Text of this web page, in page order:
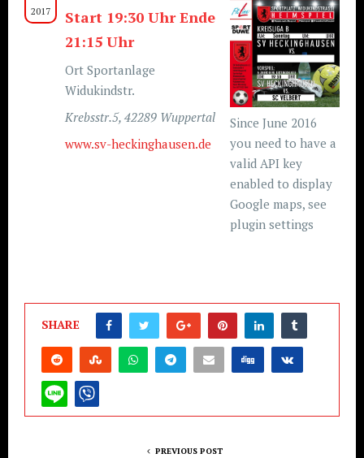
2017
Since June 2016
you need to have a
valid API key
enabled to display
Google maps, see
plugin settings
Start 19:30 Uhr Ende
21:15 Uhr
Ort Sportanlage
Widukindstr.
Krebsstr.5, 42289 Wuppertal
www.sv-heckinghausen.de
SHARE
PREVIOUS POST